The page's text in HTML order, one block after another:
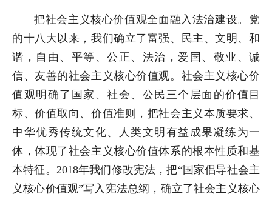
把社会主义核心价值观全面融入法治建设。党
的十八大以来，我们确立了富强、民主、文明、和
谐，自由、平等、公正、法治，爱国、敬业、诚
信、友善的社会主义核心价值观。社会主义核心价
值观明确了国家、社会、公民三个层面的价值目
标、价值取向、价值准则，把社会主义本质要求、
中华优秀传统文化、人类文明有益成果凝练为一
体，体现了社会主义核心价值体系的根本性质和基
本特征。2018年我们修改宪法，把“国家倡导社会主
义核心价值观”写入宪法总纲，确立了社会主义核心